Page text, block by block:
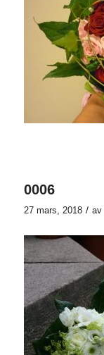
0006
27 mars, 2018 / av